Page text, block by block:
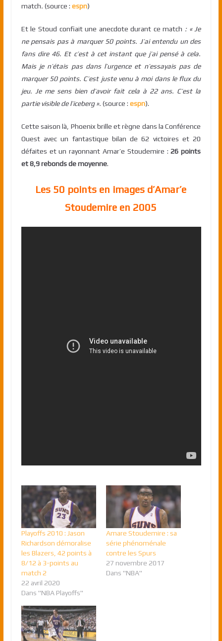
match. (source : espn)
Et le Stoud confiait une anecdote durant ce match : « Je
ne pensais pas à marquer 50 points. J’ai entendu un des
fans dire 46. Et c’est à cet instant que j’ai pensé à cela.
Mais je n’étais pas dans l’urgence et n’essayais pas de
marquer 50 points. C’est juste venu à moi dans le flux du
jeu. Je me sens bien d’avoir fait cela à 22 ans. C’est la
partie visible de l’iceberg ». (source : espn).
Cette saison là, Phoenix brille et règne dans la Conférence
Ouest avec un fantastique bilan de 62 victoires et 20
défaites et un rayonnant Amar’e Stoudemire :26 points
et 8,9 rebonds de moyenne.
Les 50 points en images d’Amar’e
Stoudemire en 2005
Playoffs 2010 : Jason
Richardson démoralise
les Blazers, 42 points à
8/12 à 3-points au
match 2
22 avril 2020
Dans "NBA Playoffs"
Amare Stoudemire : sa
série phénoménale
contre les Spurs
27 novembre 2017
Dans "NBA"